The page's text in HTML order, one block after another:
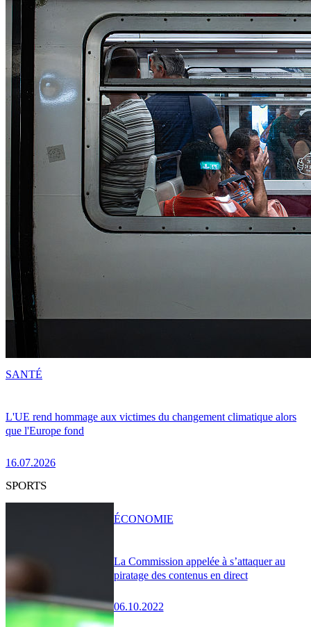
L'UE rend hommage aux victimes du changement climatique alors
que l'Europe fond
16.07.2026
SANTÉ
SPORTS
La Commission appelée à s’attaquer au
piratage des contenus en direct
06.10.2022
ÉCONOMIE